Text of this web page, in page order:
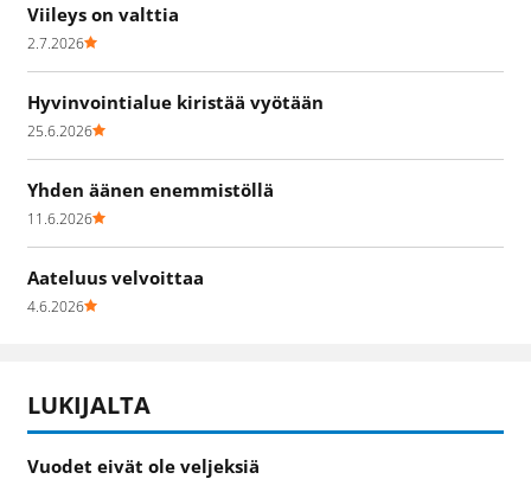
Viileys on valttia
2.7.2026
Hyvinvointialue kiristää vyötään
25.6.2026
Yhden äänen enemmistöllä
11.6.2026
Aateluus velvoittaa
4.6.2026
LUKIJALTA
Vuodet eivät ole veljeksiä